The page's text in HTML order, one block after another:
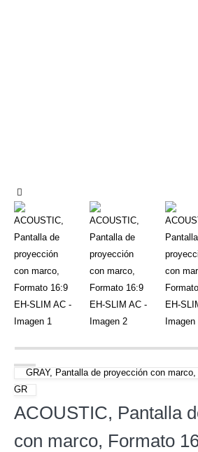
GRAY, Pantalla de proyección con
GR
ACOUSTIC, Pantalla
con marco, Formato